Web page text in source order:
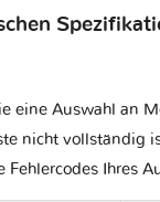
eine Auswahl an
nicht vollständig
Fehlercodes Ihres